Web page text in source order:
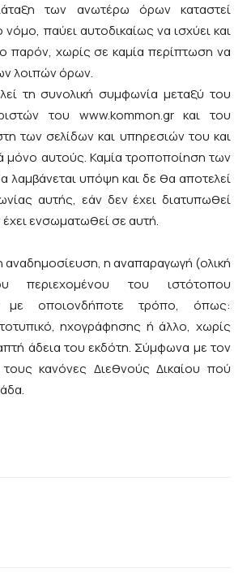
των ανωτέρω όρων καταστεί
παύει αυτοδικαίως να ισχύει και
παρόν, χωρίς σε καμία περίπτωση να
λοιπών όρων.
τη συνολική συμφωνία μεταξύ του
του www.kommon.gr και του
των σελίδων και υπηρεσιών του και
μόνο αυτούς. Καμία τροποποίηση των
υπόψη και δε θα αποτελεί
αυτής, εάν δεν έχει διατυπωθεί
ενσωματωθεί σε αυτή.
αναδημοσίευση, η αναπαραγωγή (ολική
περιεχομένου του ιστότοπου
με οποιονδήποτε τρόπο, όπως:
ηχογράφησης ή άλλο, χωρίς
άδεια του εκδότη. Σύμφωνα με τον
τους κανόνες Διεθνούς Δικαίου πού